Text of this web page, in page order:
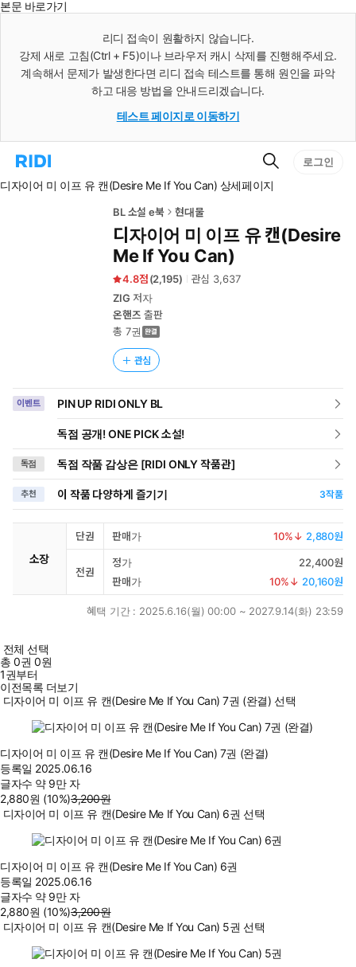
본문 바로가기
리디 접속이 원활하지 않습니다.
강제 새로 고침(Ctrl + F5)이나 브라우저 캐시 삭제를 진행해주세요.
계속해서 문제가 발생한다면 리디 접속 테스트를 통해 원인을 파악
하고 대응 방법을 안내드리겠습니다.
테스트 페이지로 이동하기
리
홈
검
색
로그인
디자이어 미 이프 유 캔(Desire Me If You Can) 상세페이지
BL 소설 e북 현대물
디자이어 미 이프 유 캔(Desire
Me If You Can)
4.8 (2,195) 관심 3,637
ZIG 저자
온핸즈 출판
총 7권
관심
이벤트 PIN UP RIDI ONLY BL
독점 공개! ONE PICK 소설!
독점 독점 작품 감상은 [RIDI ONLY 작품관]
추천 이 작품 다양하게 즐기기 3작품
소장
단권 판매가 10%↓ 2,880원
전권
정가
22,400원
판매가
10%↓ 20,160원
혜택 기간 : 2025.6.16(월) 00:00 ~ 2027.9.14(화) 23:59
전체 선택
총0권 0원
1권부터
이전목록 더보기
디자이어 미 이프 유 캔(Desire Me If You Can) 7권 (완결) 선택
디자이어 미 이프 유 캔(Desire Me If You Can) 7권 (완결)
등록일 2025.06.16
글자수 약 9만 자
2,880원 (10%)3,200원
디자이어 미 이프 유 캔(Desire Me If You Can) 6권 선택
디자이어 미 이프 유 캔(Desire Me If You Can) 6권
등록일 2025.06.16
글자수 약 9만 자
2,880원 (10%)3,200원
디자이어 미 이프 유 캔(Desire Me If You Can) 5권 선택